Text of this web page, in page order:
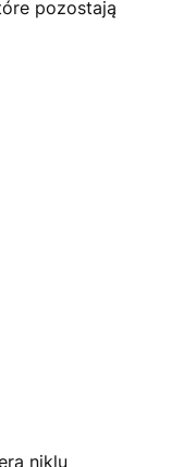
pozostają
niklu